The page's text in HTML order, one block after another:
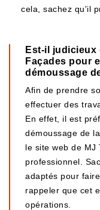
cela, sachez qu'il
Est-il judicieux
Façades pour
démoussage
Afin de prendre
effectuer des
En effet, il est
démoussage de
le site web de MJ
professionnel.
adaptés pour
rappeler que cet
opérations.